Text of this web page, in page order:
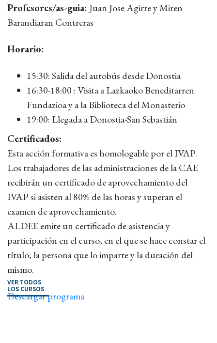
Profesores/as-guia: Juan Jose Agirre y Miren
Barandiaran Contreras
Horario:
15:30: Salida del autobús desde Donostia
16:30-18:00 : Visita a Lazkaoko Beneditarren
Fundazioa y a la Biblioteca del Monasterio
19:00: Llegada a Donostia-San Sebastián
Certificados:
Esta acción formativa es homologable por el IVAP.
Los trabajadores de las administraciones de la CAE
recibirán un certificado de aprovechamiento del
IVAP si asisten al 80% de las horas y superan el
examen de aprovechamiento.
ALDEE emite un certificado de asistencia y
participación en el curso, en el que se hace constar el
título, la persona que lo imparte y la duración del
mismo.
Descargar programa
VER TODOS
LOS CURSOS